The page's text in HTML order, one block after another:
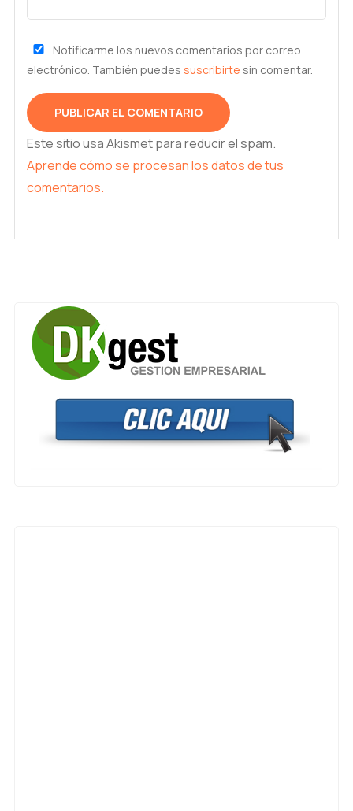
Notificarme los nuevos comentarios por correo
electrónico. También puedes suscribirte sin comentar.
Este sitio usa Akismet para reducir el spam.
Aprende cómo se procesan los datos de tus
comentarios.